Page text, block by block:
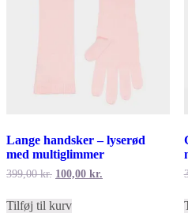
Lange handsker – lyserød
med multiglimmer
399,00kr. Den
var:
100,00 kr.
Tilføj til kurv